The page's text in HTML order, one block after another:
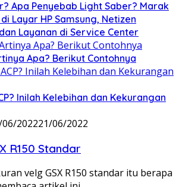
Apa Penyebab Light Saber? Marak
Layar HP Samsung, Netizen
Layanan di Service Center
Apa? Berikut Contohnya
Inilah Kelebihan dan Kekurangan
202221/06/2022
R150 Standar
velg GSX R150 standar itu berapa